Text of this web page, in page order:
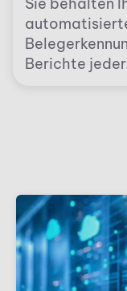
Berichte